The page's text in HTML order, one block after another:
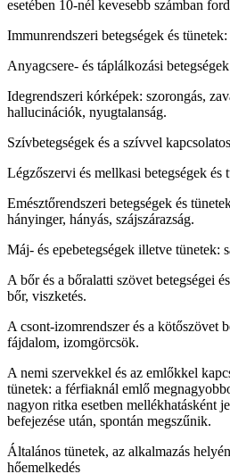
esetében 10-nél kevesebb számban
Immunrendszeri betegségek és
Anyagcsere- és táplálkozási
Idegrendszeri kórképek: szorongás,
hallucinációk, nyugtalanság.
Szívbetegségek és a szívvel
Légzőszervi és mellkasi betegségek és
Emésztőrendszeri betegségek és
hányinger, hányás, szájszárazság.
Máj- és epebetegségek illetve tünetek:
A bőr és a bőralatti szövet betegségei
bőr, viszketés.
A csont-izomrendszer és a kötőszövet
fájdalom, izomgörcsök.
A nemi szervekkel és az emlőkkel
tünetek: a férfiaknál emlő
nagyon ritka esetben mellékhatásként
befejezése után, spontán megszűnik.
Általános tünetek, az alkalmazás
hőemelkedés